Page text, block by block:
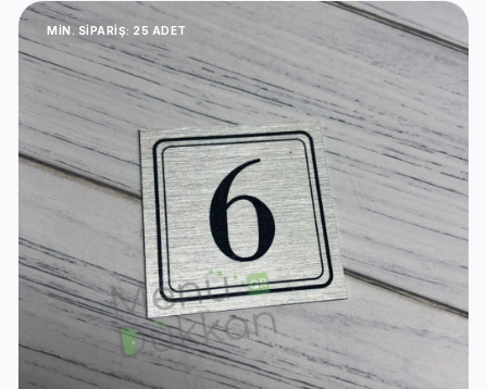
MIN. SIPARIŞ: 25 ADET